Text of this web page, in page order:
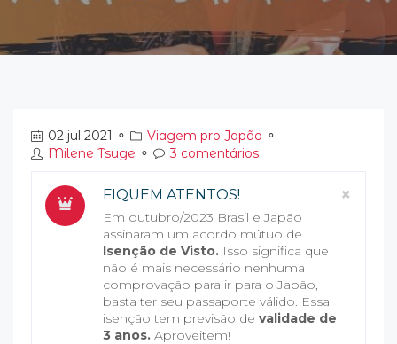
02 jul 2021 ⚬ Viagem pro Japão ⚬
Milene Tsuge ⚬ 3 comentários
×
FIQUEM ATENTOS!
Em outubro/2023 Brasil e Japão
assinaram um acordo mútuo de
Isenção de Visto. Isso significa que
não é mais necessário nenhuma
comprovação para ir para o Japão,
basta ter seu passaporte válido. Essa
isenção tem previsão de validade de
3 anos. Aproveitem!